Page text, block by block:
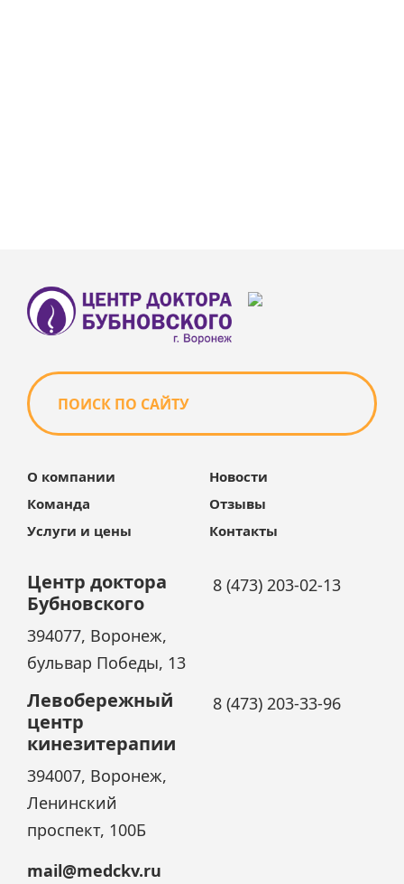
О компании
Команда
Услуги и цены
Новости
Отзывы
Контакты
Центр доктора
Бубновского
394077, Воронеж,
бульвар Победы, 13
8 (473) 203-02-13
Левобережный
центр
кинезитерапии
394007, Воронеж,
Ленинский
проспект, 100Б
8 (473) 203-33-96
mail@medckv.ru